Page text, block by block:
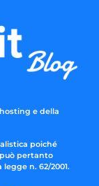
e della
poiché
pertanto
n. 62/2001.